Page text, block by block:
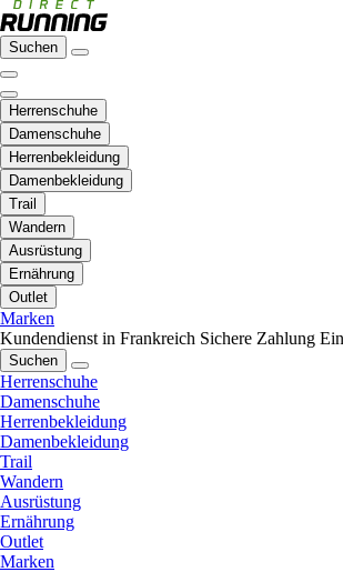
Suchen
Herrenschuhe
Damenschuhe
Herrenbekleidung
Damenbekleidung
Trail
Wandern
Ausrüstung
Ernährung
Outlet
Marken
Kundendienst in Frankreich Sichere Zahlung
Suchen
Herrenschuhe
Damenschuhe
Herrenbekleidung
Damenbekleidung
Trail
Wandern
Ausrüstung
Ernährung
Outlet
Marken